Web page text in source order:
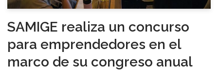
SAMIGE realiza un concurso
para emprendedores en el
marco de su congreso anual